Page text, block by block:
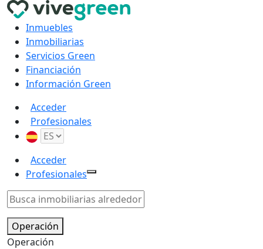
Inmuebles
Inmobiliarias
Servicios Green
Financiación
Información Green
Acceder
Profesionales
Acceder
Profesionales
Operación
Operación